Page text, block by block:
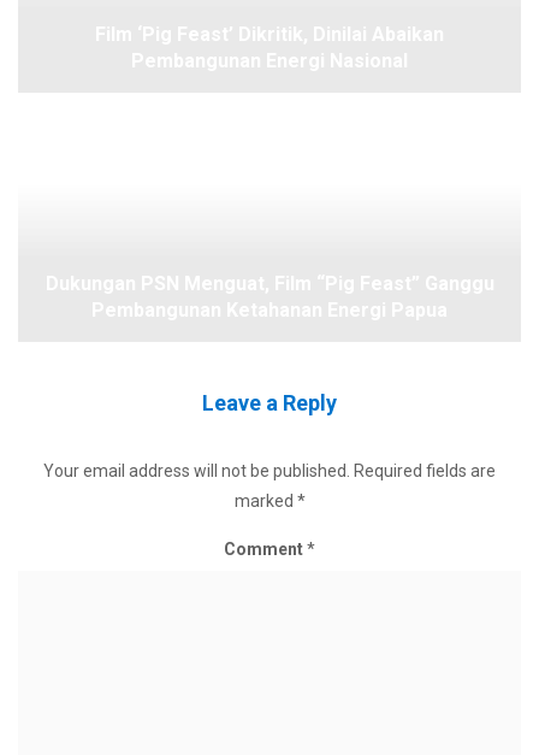
Leave a Reply
Your email address will not be published. Required fields are
marked *
Comment*